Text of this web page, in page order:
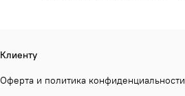
Клиенту
Оферта и политика конфиденциальности